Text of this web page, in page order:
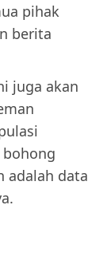
pihak
berita
juga akan
adalah data